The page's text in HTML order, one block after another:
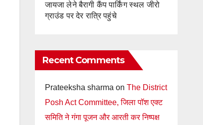
जायजा लेने बैरागी कैंप पार्किंग स्थल जीरो
ग्राउंड पर देर रात्रि पहुंचे
Recent Comments
Prateeksha sharma on The District
Posh Act Committee, जिला पॉश एक्ट
समिति ने गंगा पूजन और आरती कर निष्पक्ष